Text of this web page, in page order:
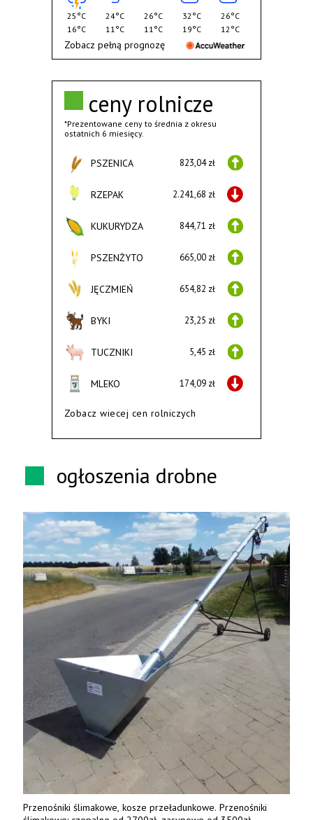
ceny rolnicze
*Prezentowane ceny to średnia z okresu
ostatnich 6 miesięcy.
PSZENICA 823,04 zł
RZEPAK 2.241,68 zł
KUKURYDZA 844,71 zł
PSZENŻYTO 665,00 zł
JĘCZMIEŃ 654,82 zł
BYKI 23,25 zł
TUCZNIKI 5,45 zł
MLEKO 174,09 zł
Zobacz wiecej cen rolniczych
25°C
16°C
24°C
11°C
26°C
11°C
32°C
19°C
26°C
12°C
Zobacz pełną prognozę
ogłoszenia drobne
Przenośniki ślimakowe, kosze przeładunkowe. Przenośniki